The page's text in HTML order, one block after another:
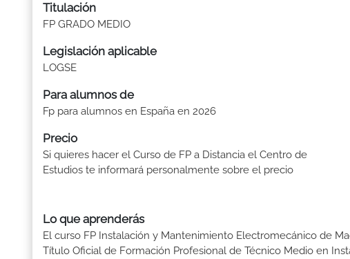
Titulación
FP GRADO MEDIO
Legislación aplicable
LOGSE
Para alumnos de
Fp para alumnos en España en 2026
Precio
Si quieres hacer el Curso de FP a Distancia el Centro de
Estudios te informará personalmente sobre el precio
Lo que aprenderás
El curso FP Instalación y Mantenimiento Electromecánico de
Título Oficial de Formación Profesional de Técnico Medio en